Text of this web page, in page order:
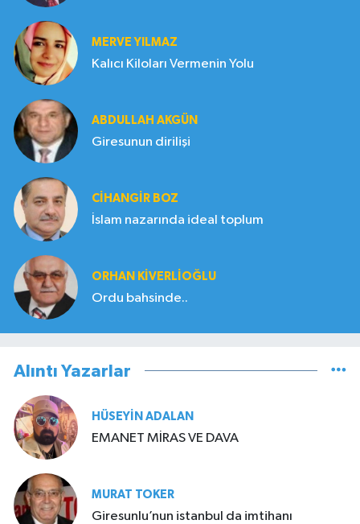
MERVE YILMAZ
Kalıcı Kiloları Vermenin Yolu
ABDULLAH AKGÜN
Giresunun dirilişi
CIHANGIR BOZ
İslam nazarında ideal toplum
ORHAN KIVERLIOĞLU
Ordu bahsinde..
Alıntı Yazarlar
HÜSEYIN ADALAN
EMANET MİRAS VE DAVA
MURAT TOKER
Giresunlu’nun istanbul da imtihanı